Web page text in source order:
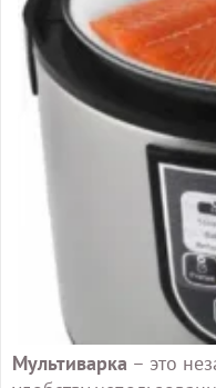
Мультиварка – это